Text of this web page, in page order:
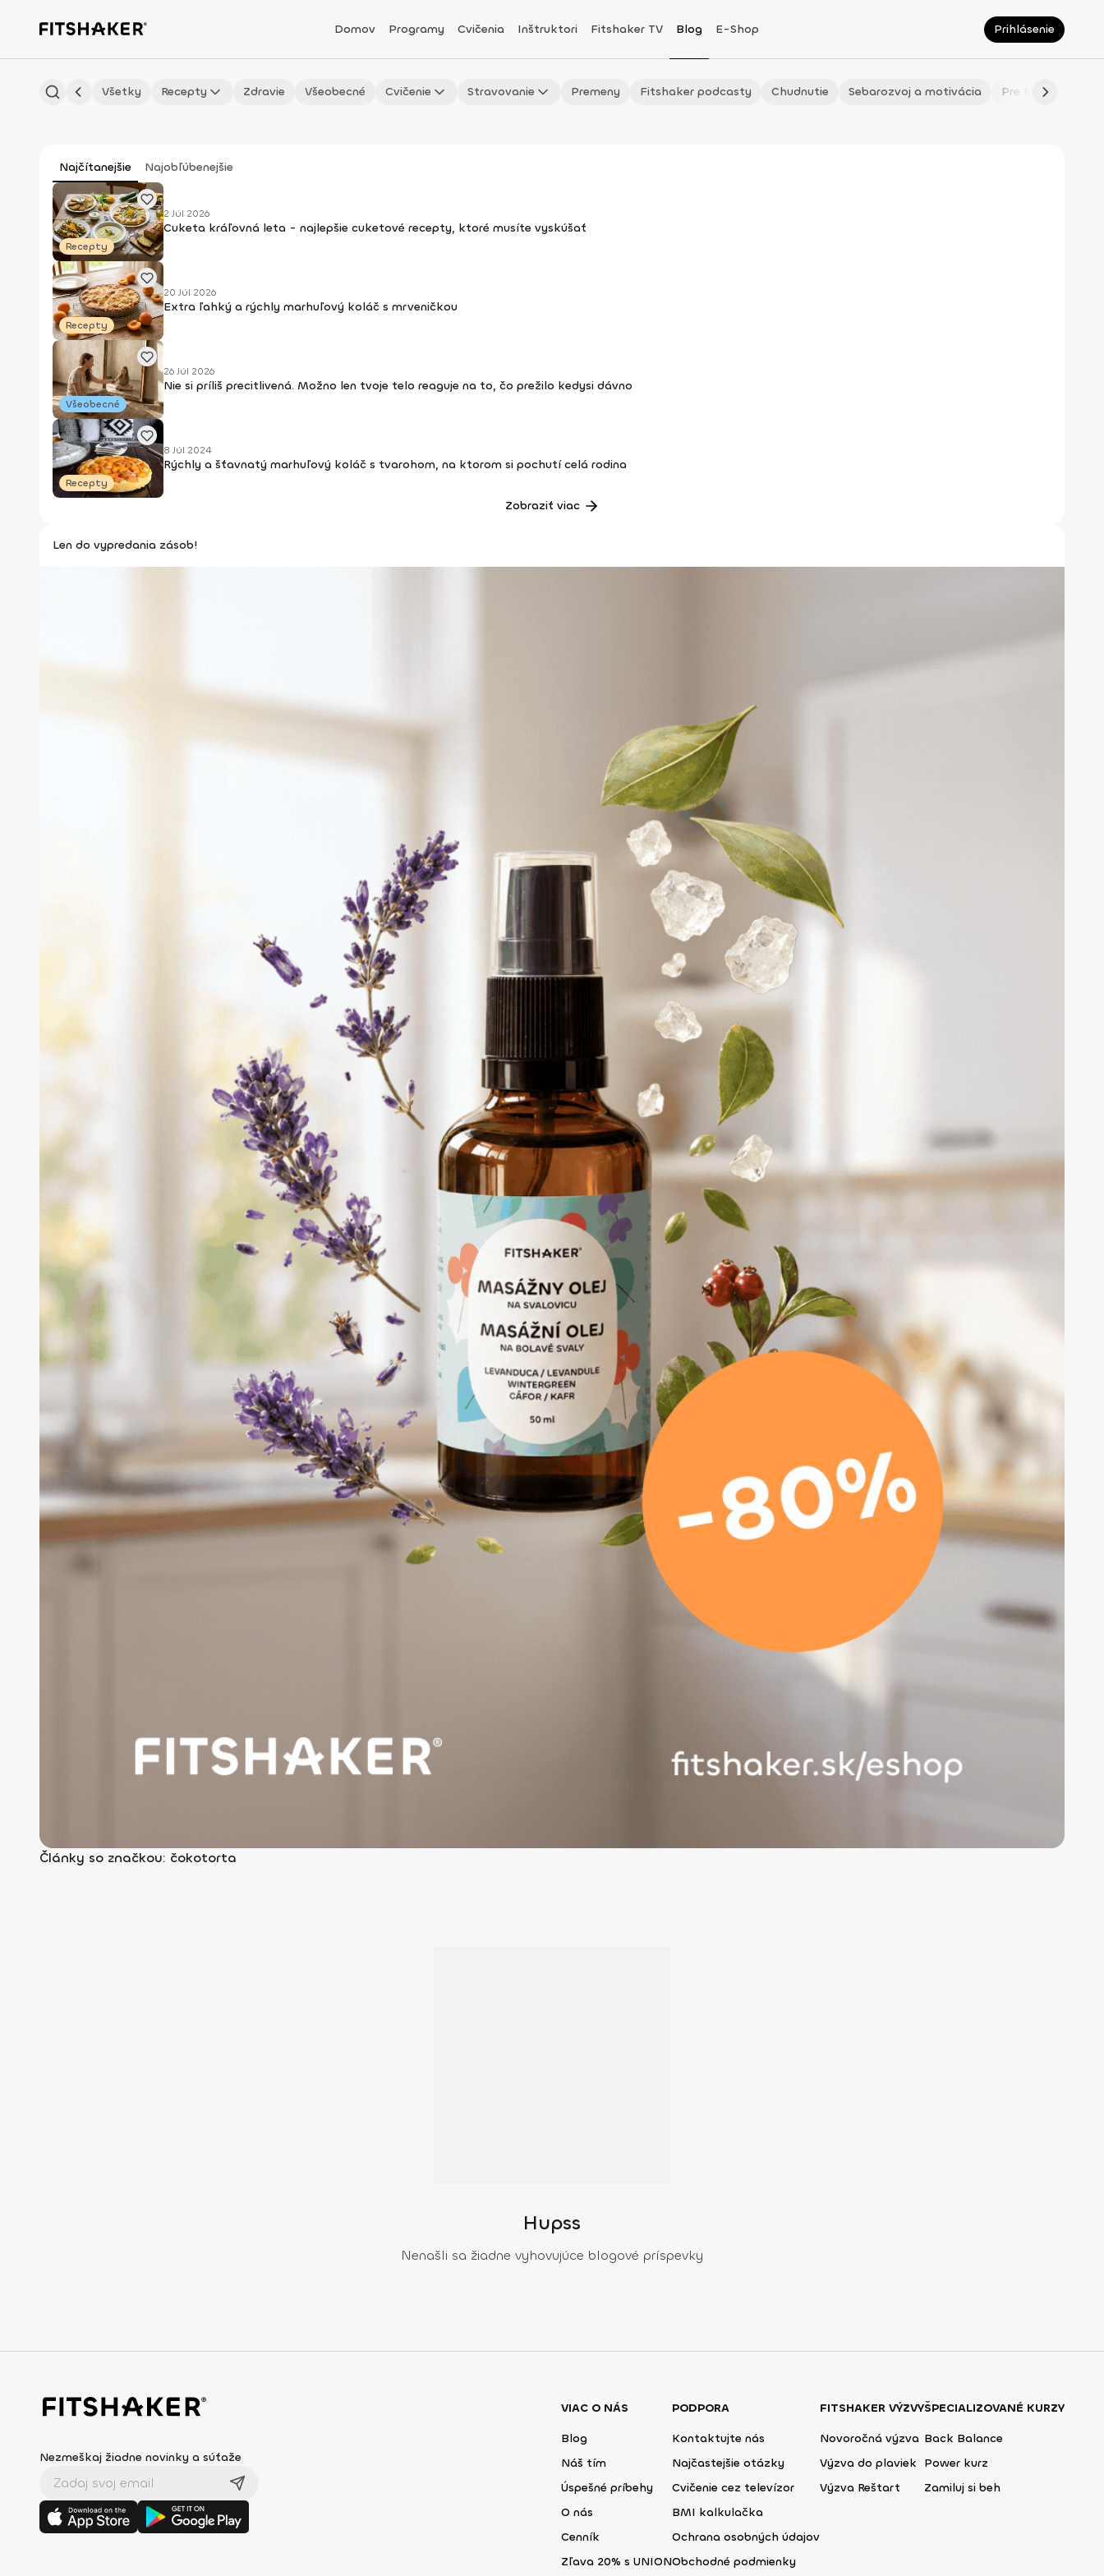
Domov Programy Cvičenia Inštruktori Fitshaker TV Blog E-Shop Prihlásenie
Všetky Recepty Zdravie Všeobecné Cvičenie Stravovanie Premeny Fitshaker podcasty Chudnutie Sebarozvoj a motivácia Pre fitmaminky
Najčítanejšie Najobľúbenejšie
Recepty
2 Júl 2026
Cuketa kráľovná leta - najlepšie cuketové recepty, ktoré musíte vyskúšať
Recepty
20 Júl 2026
Extra ľahký a rýchly marhuľový koláč s mrveničkou
Všeobecné
26 Júl 2026
Nie si príliš precitlivená. Možno len tvoje telo reaguje na to, čo prežilo kedysi dávno
Recepty
8 Júl 2024
Rýchly a šťavnatý marhuľový koláč s tvarohom, na ktorom si pochutí celá rodina
Zobraziť viac
Len do vypredania zásob!
Články so značkou: čokotorta
Hupss
Nenašli sa žiadne vyhovujúce blogové príspevky
Nezmeškaj žiadne novinky a súťaže
VIAC O NÁS
Blog
Náš tím
Úspešné príbehy
O nás
Cenník
Zľava 20% s UNION
PODPORA
Kontaktujte nás
Najčastejšie otázky
Cvičenie cez televízor
BMI kalkulačka
Ochrana osobných údajov
Obchodné podmienky
FITSHAKER VÝZVY
Novoročná výzva
Výzva do plaviek
Výzva Reštart
ŠPECIALIZOVANÉ KURZY
Back Balance
Power kurz
Zamiluj si beh